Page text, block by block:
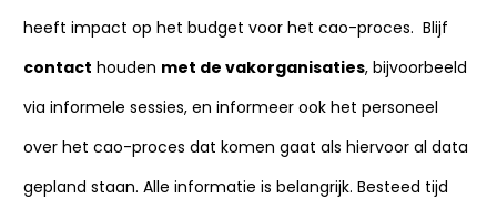
heeft impact op het budget voor het cao-proces. Blijf
contact houden met de vakorganisaties, bijvoorbeeld
via informele sessies, en informeer ook het personeel
over het cao-proces dat komen gaat als hiervoor al data
gepland staan. Alle informatie is belangrijk. Besteed tijd